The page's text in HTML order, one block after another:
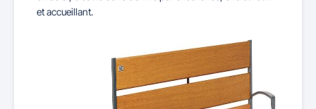
et accueillant.